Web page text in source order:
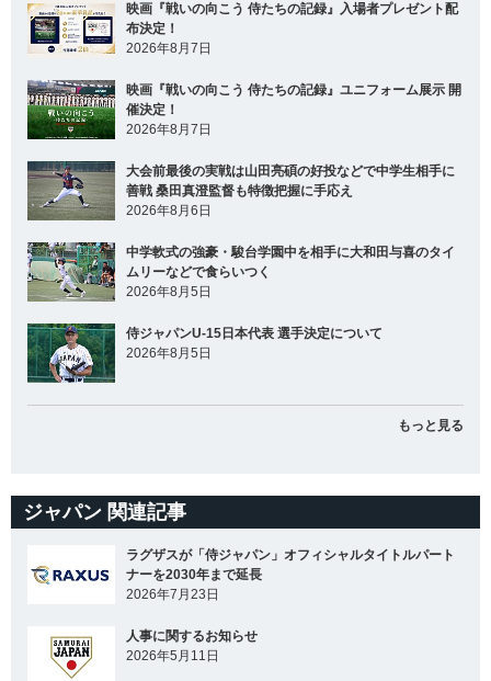
映画『戦いの向こう 侍たちの記録』入場者プレゼント配
布決定！
2026年8月7日
映画『戦いの向こう 侍たちの記録』ユニフォーム展示 開
催決定！
2026年8月7日
大会前最後の実戦は山田亮碩の好投などで中学生相手に
善戦 桑田真澄監督も特徴把握に手応え
2026年8月6日
中学軟式の強豪・駿台学園中を相手に大和田与喜のタイ
ムリーなどで食らいつく
2026年8月5日
侍ジャパンU-15日本代表 選手決定について
2026年8月5日
もっと見る
ジャパン 関連記事
ラグザスが「侍ジャパン」オフィシャルタイトルパート
ナーを2030年まで延長
2026年7月23日
人事に関するお知らせ
2026年5月11日